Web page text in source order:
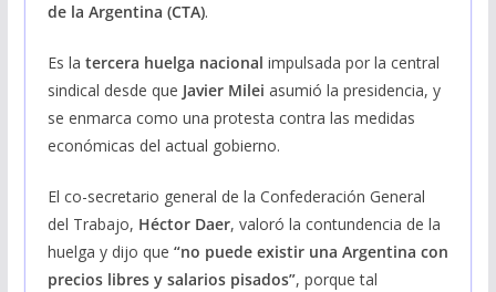
de la Argentina (CTA).
Es la tercera huelga nacional impulsada por la central
sindical desde que Javier Milei asumió la presidencia, y
se enmarca como una protesta contra las medidas
económicas del actual gobierno.
El co-secretario general de la Confederación General
del Trabajo, Héctor Daer, valoró la contundencia de la
huelga y dijo que “no puede existir una Argentina con
precios libres y salarios pisados”, porque tal